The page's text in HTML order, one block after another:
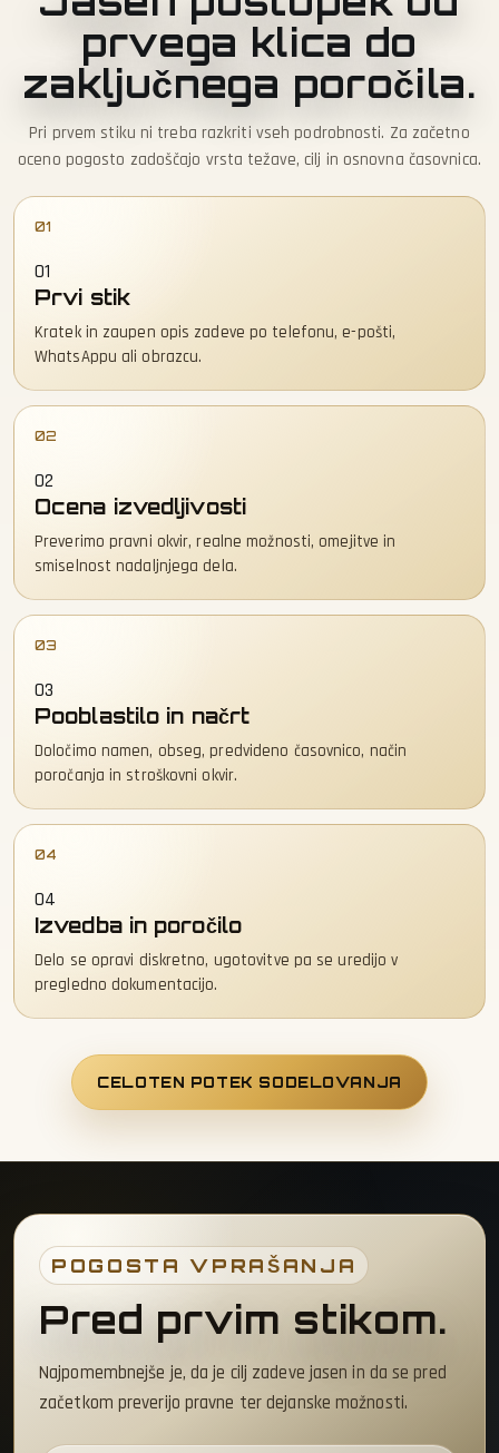
prvega klica do
zaključnega poročila.
Pri prvem stiku ni treba razkriti vseh podrobnosti. Za začetno
oceno pogosto zadoščajo vrsta težave, cilj in osnovna časovnica.
01
Prvi stik
Kratek in zaupen opis zadeve po telefonu, e-pošti,
WhatsAppu ali obrazcu.
02
Ocena izvedljivosti
Preverimo pravni okvir, realne možnosti, omejitve in
smiselnost nadaljnjega dela.
03
Pooblastilo in načrt
Določimo namen, obseg, predvideno časovnico, način
poročanja in stroškovni okvir.
04
Izvedba in poročilo
Delo se opravi diskretno, ugotovitve pa se uredijo v
pregledno dokumentacijo.
CELOTEN POTEK SODELOVANJA
POGOSTA VPRAŠANJA
Pred prvim stikom.
Najpomembnejše je, da je cilj zadeve jasen in da se pred
začetkom preverijo pravne ter dejanske možnosti.